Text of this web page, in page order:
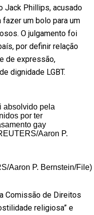
Jack Phillips, acusado
um bolo para um
O julgamento foi
por definir relação
de expressão,
dignidade LGBT.
Aaron P. Bernstein/File)
Comissão de Direitos
religiosa” e